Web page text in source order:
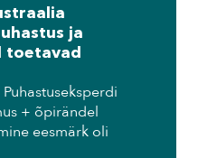
ja
toetavad
+ õpirändel
eesmärk oli